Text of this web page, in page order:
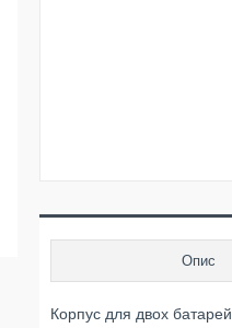
Опис
Корпус для двох